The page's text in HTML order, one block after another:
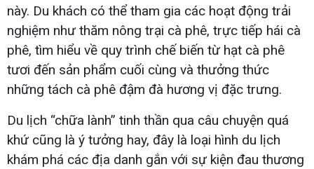
này. Du khách có thể tham gia các hoạt động trải
nghiệm như thăm nông trại cà phê, trực tiếp hái cà
phê, tìm hiểu về quy trình chế biến từ hạt cà phê
tươi đến sản phẩm cuối cùng và thưởng thức
những tách cà phê đậm đà hương vị đặc trưng.
Du lịch “chữa lành” tinh thần qua câu chuyện quá
khứ cũng là ý tưởng hay, đây là loại hình du lịch
khám phá các địa danh gắn với sự kiện đau thương